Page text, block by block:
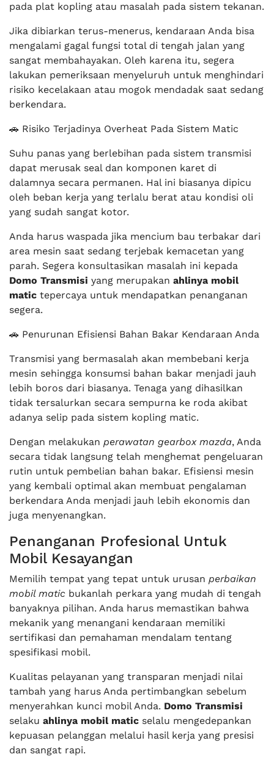
pada plat kopling atau masalah pada sistem tekanan.
Jika dibiarkan terus-menerus, kendaraan Anda bisa
mengalami gagal fungsi total di tengah jalan yang
sangat membahayakan. Oleh karena itu, segera
lakukan pemeriksaan menyeluruh untuk menghindari
risiko kecelakaan atau mogok mendadak saat sedang
berkendara.
🚗 Risiko Terjadinya Overheat Pada Sistem Matic
Suhu panas yang berlebihan pada sistem transmisi
dapat merusak seal dan komponen karet di
dalamnya secara permanen. Hal ini biasanya dipicu
oleh beban kerja yang terlalu berat atau kondisi oli
yang sudah sangat kotor.
Anda harus waspada jika mencium bau terbakar dari
area mesin saat sedang terjebak kemacetan yang
parah. Segera konsultasikan masalah ini kepada
Domo Transmisi yang merupakan ahlinya mobil
matic tepercaya untuk mendapatkan penanganan
segera.
🚗 Penurunan Efisiensi Bahan Bakar Kendaraan Anda
Transmisi yang bermasalah akan membebani kerja
mesin sehingga konsumsi bahan bakar menjadi jauh
lebih boros dari biasanya. Tenaga yang dihasilkan
tidak tersalurkan secara sempurna ke roda akibat
adanya selip pada sistem kopling matic.
Dengan melakukan perawatan gearbox mazda, Anda
secara tidak langsung telah menghemat pengeluaran
rutin untuk pembelian bahan bakar. Efisiensi mesin
yang kembali optimal akan membuat pengalaman
berkendara Anda menjadi jauh lebih ekonomis dan
juga menyenangkan.
Penanganan Profesional Untuk
Mobil Kesayangan
Memilih tempat yang tepat untuk urusan perbaikan
mobil matic bukanlah perkara yang mudah di tengah
banyaknya pilihan. Anda harus memastikan bahwa
mekanik yang menangani kendaraan memiliki
sertifikasi dan pemahaman mendalam tentang
spesifikasi mobil.
Kualitas pelayanan yang transparan menjadi nilai
tambah yang harus Anda pertimbangkan sebelum
menyerahkan kunci mobil Anda. Domo Transmisi
selaku ahlinya mobil matic selalu mengedepankan
kepuasan pelanggan melalui hasil kerja yang presisi
dan sangat rapi.